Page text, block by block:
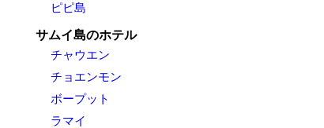
ピピ島
サムイ島のホテル
チャウエン
チョエンモン
ボープット
ラマイ